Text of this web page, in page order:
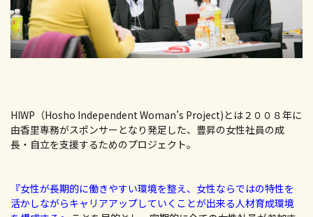
HIWP（Hosho Independent Woman’s Project)とは２００８年に
由香里専務がスポンサーとなり発足した、豊昇の女性社員の成
長・自立を支援するためのプロジェクト。
『女性が長期的に働きやすい環境を整え、女性ならではの特性を
活かしながらキャリアアップしていくことが出来る人材育成環境